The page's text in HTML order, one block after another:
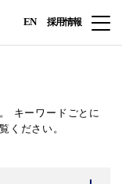
EN 採用情報
キーワードごとに
ください。